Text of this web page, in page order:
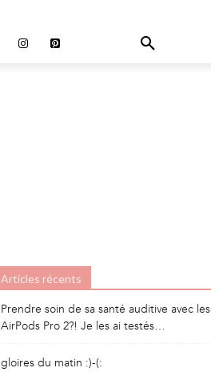
Articles récents
Prendre soin de sa santé auditive avec les
AirPods Pro 2?! Je les ai testés…
gloires du matin :)-(: